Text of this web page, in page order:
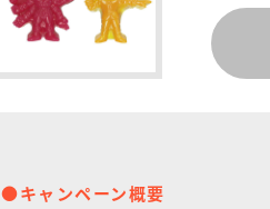
●キャンペーン概要